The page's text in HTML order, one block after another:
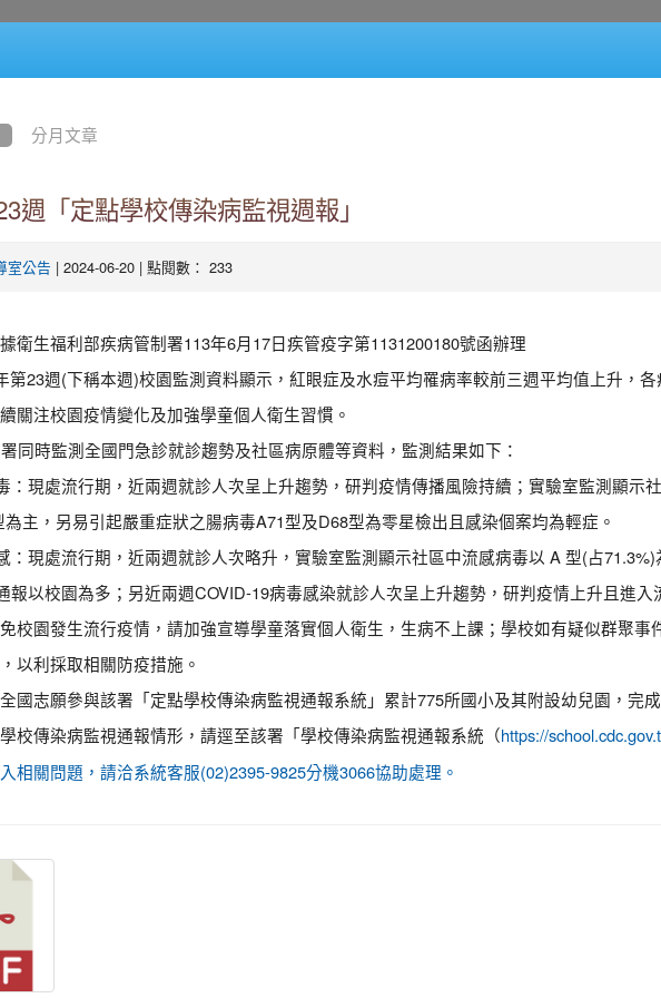
分月文章
週「定點學校傳染病監視週報」
室公告 | 2024-06-20 | 點閱數： 233
衛生福利部疾病管制署113年6月17日疾管疫字第1131200180號函辦理
第23週(下稱本週)校園監測資料顯示，紅眼症及水痘平均罹病率較前三週平均值上升，各
關注校園疫情變化及加強學童個人衛生習慣。
同時監測全國門急診就診趨勢及社區病原體等資料，監測結果如下：
：現處流行期，近兩週就診人次呈上升趨勢，研判疫情傳播風險持續；實驗室監測顯示
為主，另易引起嚴重症狀之腸病毒A71型及D68型為零星檢出且感染個案均為輕症。
：現處流行期，近兩週就診人次略升，實驗室監測顯示社區中流感病毒以 A 型(占
報以校園為多；另近兩週COVID-19病毒感染就診人次呈上升趨勢，研判疫情上升且進入
校園發生流行疫情，請加強宣導學童落實個人衛生，生病不上課；學校如有疑似群聚事
以利採取相關防疫措施。
國志願參與該署「定點學校傳染病監視通報系統」累計775所國小及其附設幼兒園，完
校傳染病監視通報情形，請逕至該署「學校傳染病監視通報系統（ https://
相關問題，請洽系統客服(02)2395-9825分機3066協助處理。